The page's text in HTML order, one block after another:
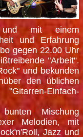
und mit einem
und Erfahrung
gegen 22.00 Uhr
"Arbeit".
und bekunden
den üblichen
Einfach-
Mischung
Melodien, mit
Jazz und